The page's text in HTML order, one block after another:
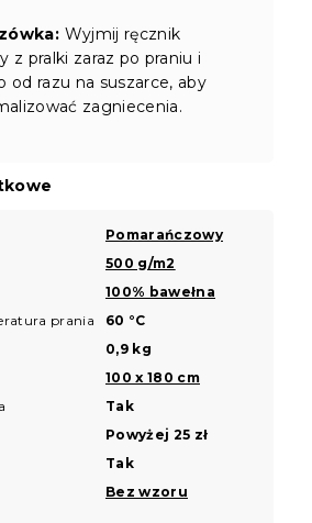
Wyjmij ręcznik
z pralki zaraz po praniu i
od razu na suszarce, aby
zagniecenia.
Pomarańczowy
500 g/m2
100% bawełna
prania
60 °C
0,9 kg
100 x 180 cm
Tak
Powyżej 25 zł
Tak
Bez wzoru